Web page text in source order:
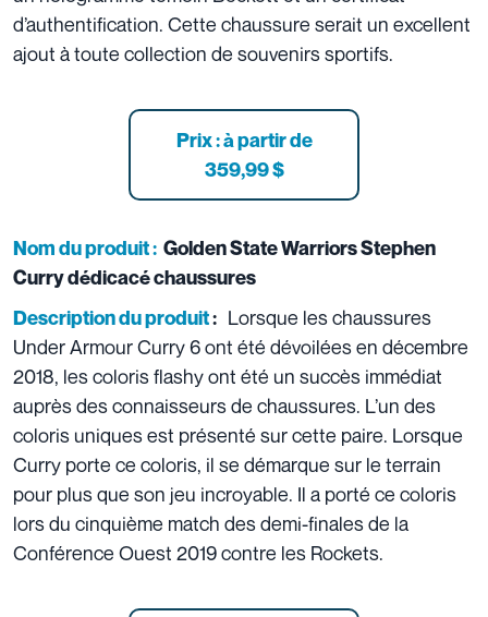
d’authentification. Cette chaussure serait un excellent
ajout à toute collection de souvenirs sportifs.
Prix : à partirde
359,99 $
Nom du produit : Golden State Warriors Stephen
Curry dédicacé chaussures
Description du produit: Lorsque les chaussures
Under Armour Curry 6 ont été dévoilées en décembre
2018, les coloris flashy ont été un succès immédiat
auprès des connaisseurs de chaussures. L’un des
coloris uniques est présenté sur cette paire. Lorsque
Curry porte ce coloris, il se démarque sur le terrain
pour plus que son jeu incroyable. Il a porté ce coloris
lors du cinquième match des demi-finales de la
Conférence Ouest 2019 contre les Rockets.